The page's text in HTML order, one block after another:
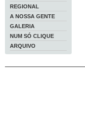
REGIONAL
A NOSSA GENTE
GALERIA
NUM SÓ CLIQUE
ARQUIVO